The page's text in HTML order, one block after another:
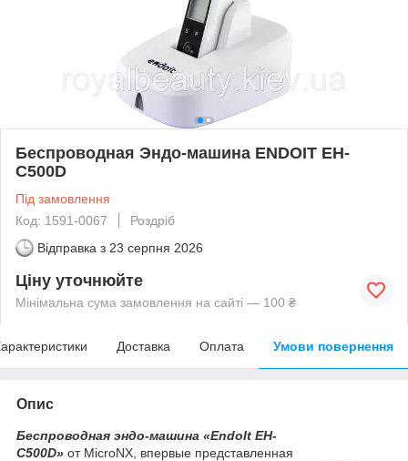
Беспроводная Эндо-машина ENDOIT EH-
C500D
Під замовлення
Код: 1591-0067
Роздріб
Відправка з 23 серпня 2026
Ціну уточнюйте
Мінімальна сума замовлення на сайті — 100 ₴
Доставка Оплата Умови повернення
Опис
Беспроводная эндо-машина «EndoIt EH-
C500D» от MicroNX, впервые представленная